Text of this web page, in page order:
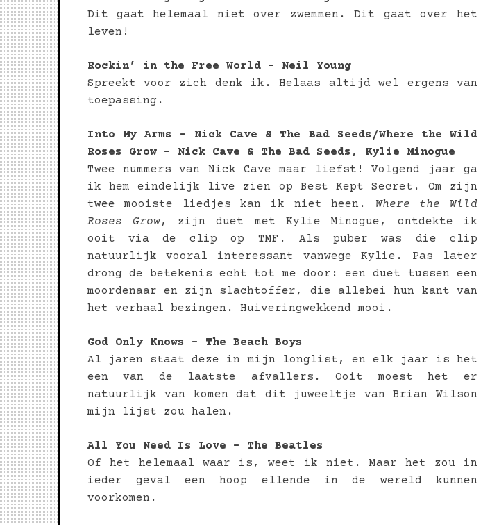
Dit gaat helemaal niet over zwemmen. Dit gaat over het
leven!
Rockin’ in the Free World – Neil Young
Spreekt voor zich denk ik. Helaas altijd wel ergens van
toepassing.
Into My Arms – Nick Cave & The Bad Seeds/Where the Wild
Roses Grow – Nick Cave & The Bad Seeds, Kylie Minogue
Twee nummers van Nick Cave maar liefst! Volgend jaar ga
ik hem eindelijk live zien op Best Kept Secret. Om zijn
twee mooiste liedjes kan ik niet heen. Where the Wild
Roses Grow, zijn duet met Kylie Minogue, ontdekte ik
ooit via de clip op TMF. Als puber was die clip
natuurlijk vooral interessant vanwege Kylie. Pas later
drong de betekenis echt tot me door: een duet tussen een
moordenaar en zijn slachtoffer, die allebei hun kant van
het verhaal bezingen. Huiveringwekkend mooi.
God Only Knows – The Beach Boys
Al jaren staat deze in mijn longlist, en elk jaar is het
een van de laatste afvallers. Ooit moest het er
natuurlijk van komen dat dit juweeltje van Brian Wilson
mijn lijst zou halen.
All You Need Is Love – The Beatles
Of het helemaal waar is, weet ik niet. Maar het zou in
ieder geval een hoop ellende in de wereld kunnen
voorkomen.